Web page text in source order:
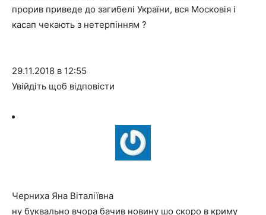
прорив приведе до загибелі України, вся Московія і
касап чекають з нетерпінням ?
29.11.2018 в 12:55
Увійдіть щоб відповісти
Черниха Яна Віталіївна
ну буквально вчора бачив новину шо скоро в криму